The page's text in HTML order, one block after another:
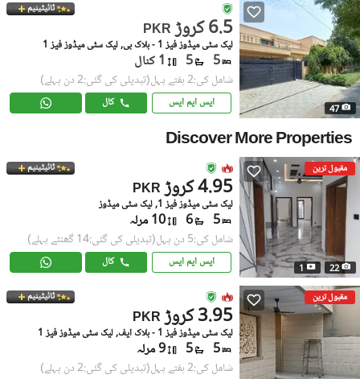
47
ٹائیٹینیم
PKR 6.5 کروڑ
لیک سٹی میڈوز فیز 1 - بلاک بی, لیک سٹی میڈوز فیز 1
5
5 1 کنال
شامل کی:2 ہفتے پہل (تبدیلی کی گئی:2 دن پہلے)
ایس ایم ایس کال
Discover More Properties
مقبول ترین
22
1
ٹائیٹینیم
PKR 4.95 کروڑ
لیک سٹی میڈوز فیز 1, لیک سٹی میڈوز
5
6 10 مرلہ
شامل کی:5 دن پہل (تبدیلی کی گئی:14 گھنٹے پہلے)
ایس ایم ایس کال
مقبول ترین ٹائیٹینیم
PKR 3.95 کروڑ
لیک سٹی میڈوز فیز 1 - بلاک ایف, لیک سٹی میڈوز فیز 1
5
5 9 مرلہ
شامل کی:2 ہفتے پہل (تبدیلی کی گئی:2 دن پہلے)